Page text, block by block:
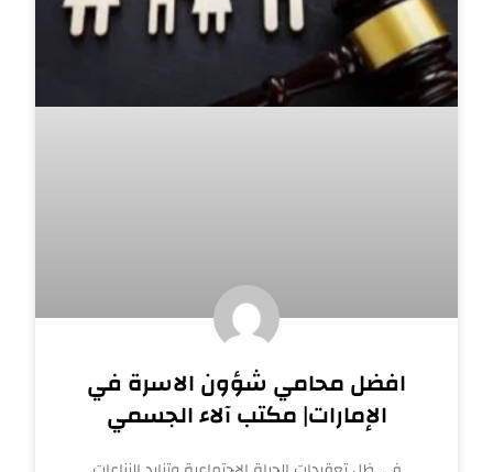
افضل محامي شؤون الاسرة في
الإمارات| مكتب آلاء الجسمي